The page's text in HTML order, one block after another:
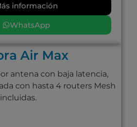
información
WhatsApp
Air Max
antena con baja latencia,
con hasta 4 routers Mesh